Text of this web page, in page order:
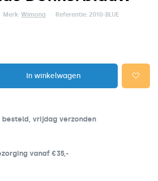
Merk: Wimona Referentie: 2010-BLUE
In winkelwagen
besteld, vrijdag verzonden
vanaf €35,-